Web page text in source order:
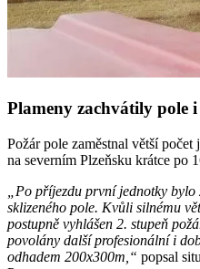
Plameny zachvátily pole
Požár pole zaměstnal větší
na severním Plzeňsku krátce po
„Po příjezdu první jednotky
sklizeného pole. Kvůli silnému
postupně vyhlášen 2. stupeň
povolány další profesionální i
odhadem 200x300m,“ popsal